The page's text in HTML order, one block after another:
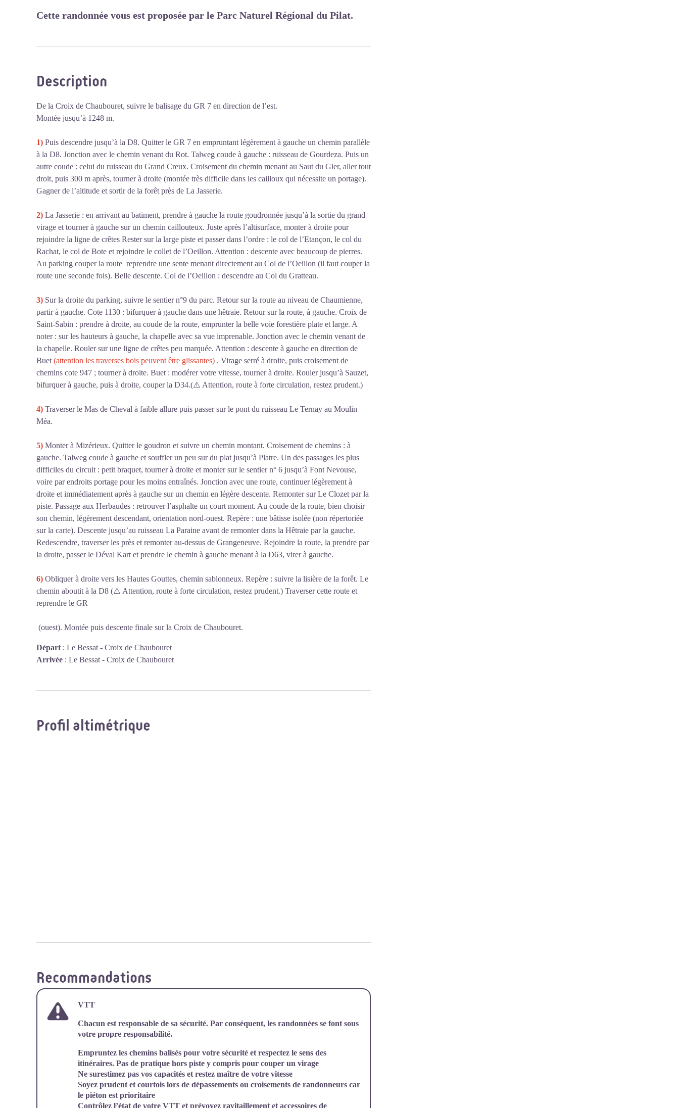
Cette randonnée vous est proposée par le Parc Naturel Régional du Pilat.
Description
De la Croix de Chaubouret, suivre le balisage du GR 7 en direction de l’est.
Montée jusqu’à 1248 m.
1) Puis descendre jusqu’à la D8. Quitter le GR 7 en empruntant légèrement à gauche un chemin parallèle
à la D8. Jonction avec le chemin venant du Rot. Talweg coude à gauche : ruisseau de Gourdeza. Puis un
autre coude : celui du ruisseau du Grand Creux. Croisement du chemin menant au Saut du Gier, aller tout
droit, puis 300 m après, tourner à droite (montée très difficile dans les cailloux qui nécessite un portage).
Gagner de l’altitude et sortir de la forêt près de La Jasserie.
2) La Jasserie : en arrivant au batiment, prendre à gauche la route goudronnée jusqu’à la sortie du grand
virage et tourner à gauche sur un chemin caillouteux. Juste après l’altisurface, monter à droite pour
rejoindre la ligne de crêtes Rester sur la large piste et passer dans l’ordre : le col de l’Etançon, le col du
Rachat, le col de Bote et rejoindre le collet de l’Oeillon. Attention : descente avec beaucoup de pierres.
Au parking couper la route reprendre une sente menant directement au Col de l’Oeillon (il faut couper la
route une seconde fois). Belle descente. Col de l’Oeillon : descendre au Col du Gratteau.
3) Sur la droite du parking, suivre le sentier n°9 du parc. Retour sur la route au niveau de Chaumienne,
partir à gauche. Cote 1130 : bifurquer à gauche dans une hêtraie. Retour sur la route, à gauche. Croix de
Saint-Sabin : prendre à droite, au coude de la route, emprunter la belle voie forestière plate et large. A
noter : sur les hauteurs à gauche, la chapelle avec sa vue imprenable. Jonction avec le chemin venant de
la chapelle. Rouler sur une ligne de crêtes peu marquée. Attention : descente à gauche en direction de
Buet (attention les traverses bois peuvent être glissantes) . Virage serré à droite, puis croisement de
chemins cote 947 ; tourner à droite. Buet : modérer votre vitesse, tourner à droite. Rouler jusqu’à Sauzet,
bifurquer à gauche, puis à droite, couper la D34.(⚠️ Attention, route à forte circulation, restez prudent.)
4) Traverser le Mas de Cheval à faible allure puis passer sur le pont du ruisseau Le Ternay au Moulin
Méa.
5) Monter à Mizérieux. Quitter le goudron et suivre un chemin montant. Croisement de chemins : à
gauche. Talweg coude à gauche et souffler un peu sur du plat jusqu’à Platre. Un des passages les plus
difficiles du circuit : petit braquet, tourner à droite et monter sur le sentier n° 6 jusqu’à Font Nevouse,
voire par endroits portage pour les moins entraînés. Jonction avec une route, continuer légèrement à
droite et immédiatement après à gauche sur un chemin en légère descente. Remonter sur Le Clozet par la
piste. Passage aux Herbaudes : retrouver l’asphalte un court moment. Au coude de la route, bien choisir
son chemin, légèrement descendant, orientation nord-ouest. Repère : une bâtisse isolée (non répertoriée
sur la carte). Descente jusqu’au ruisseau La Paraine avant de remonter dans la Hêtraie par la gauche.
Redescendre, traverser les près et remonter au-dessus de Grangeneuve. Rejoindre la route, la prendre par
la droite, passer le Déval Kart et prendre le chemin à gauche menant à la D63, virer à gauche.
6) Obliquer à droite vers les Hautes Gouttes, chemin sablonneux. Repère : suivre la lisière de la forêt. Le
chemin aboutit à la D8 (⚠️ Attention, route à forte circulation, restez prudent.) Traverser cette route et
reprendre le GR
(ouest). Montée puis descente finale sur la Croix de Chaubouret.
Départ : Le Bessat - Croix de Chaubouret
Arrivée : Le Bessat - Croix de Chaubouret
Profil altimétrique
Recommandations
VTT
Chacun est responsable de sa sécurité. Par conséquent, les randonnées se font sous
votre propre responsabilité.
Empruntez les chemins balisés pour votre sécurité et respectez le sens des
itinéraires. Pas de pratique hors piste y compris pour couper un virage
Ne surestimez pas vos capacités et restez maître de votre vitesse
Soyez prudent et courtois lors de dépassements ou croisements de randonneurs car
le piéton est prioritaire
Contrôlez l’état de votre VTT et prévoyez ravitaillement et accessoires de